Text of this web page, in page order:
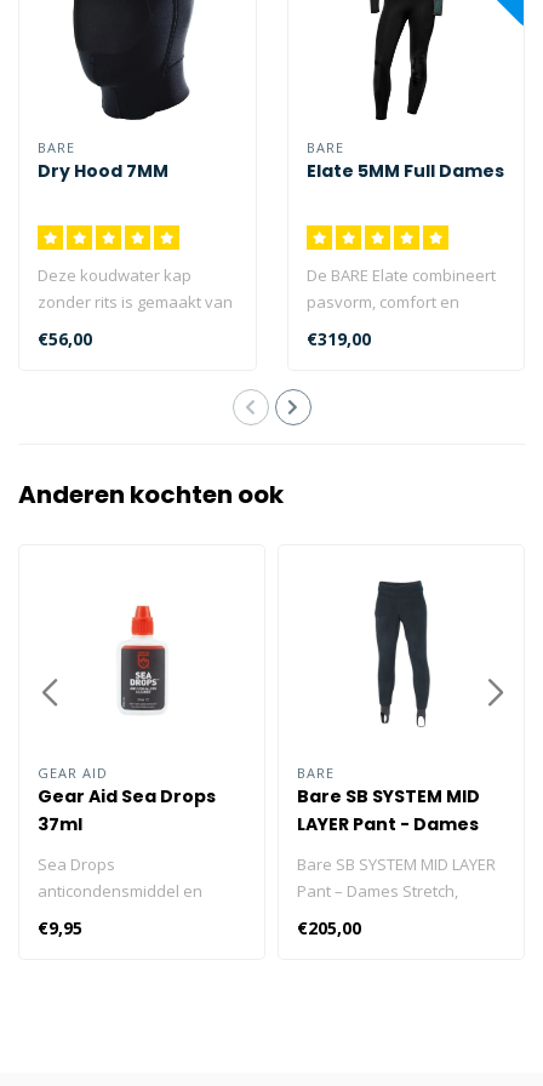
BARE
Dry Hood 7MM
Deze koudwater kap
zonder rits is gemaakt van
7mm neopreen. Geschikt
voor het ge..
€56,00
BARE
Elate 5MM Full Dames
De BARE Elate combineert
pasvorm, comfort en
flexibiliteit voor
uitstekende mult..
€319,00
Anderen kochten ook
GEAR AID
Gear Aid Sea Drops
37ml
Sea Drops
anticondensmiddel en
lensreiniger is het meest
beproefde en vertrouwde
€9,95
BARE
Bare SB SYSTEM MID
LAYER Pant - Dames
Bare SB SYSTEM MID LAYER
Pant – Dames Stretch,
ademend en drukvaste
fleece gemaakt van
€205,00